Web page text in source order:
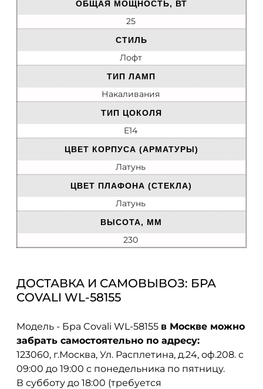
ОБЩАЯ МОЩНОСТЬ, ВТ
25
СТИЛЬ
Лофт
ТИП ЛАМП
Накаливания
ТИП ЦОКОЛЯ
E14
ЦВЕТ КОРПУСА (АРМАТУРЫ)
Латунь
ЦВЕТ ПЛАФОНА (СТЕКЛА)
Латунь
ВЫСОТА, ММ
230
ДОСТАВКА И САМОВЫВОЗ: БРА
COVALI WL-58155
Модель - Бра Covali WL-58155 в Москве можно
забрать самостоятельно по адресу:
123060, г.Москва, Ул. Расплетина, д.24, оф.208. с
09:00 до 19:00 с понедельника по пятницу.
В субботу до 18:00 (требуется